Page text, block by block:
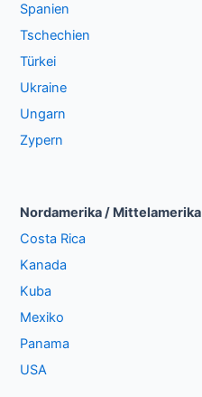
Spanien
Tschechien
Türkei
Ukraine
Ungarn
Zypern
Nordamerika / Mittelamerika
Costa Rica
Kanada
Kuba
Mexiko
Panama
USA